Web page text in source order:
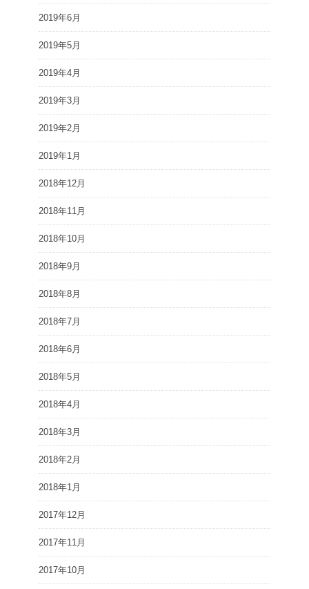
2019年6月
2019年5月
2019年4月
2019年3月
2019年2月
2019年1月
2018年12月
2018年11月
2018年10月
2018年9月
2018年8月
2018年7月
2018年6月
2018年5月
2018年4月
2018年3月
2018年2月
2018年1月
2017年12月
2017年11月
2017年10月